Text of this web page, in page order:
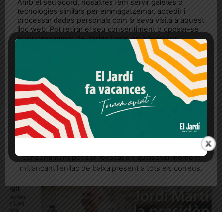
El Jardí 112, desembre de
2024
Publicitat
Amb el seu acord, nosaltres fem servir galetes o
tecnologies similars per emmagatzemar, accedir i
processar dades personals com la seva visita a aquest
lloc web. Pot retirar el seu consentiment o oposar-se
al processament de dades basat en interessos
legítims en qualsevol moment fent clic a "Ajustos de
cookies" o a la nostra Política de privacitat en aquest
lloc web. Si cliques "acceptar" dones el teu
Més informació Acceptar Rebutjar tot
Quan l’usuari crea un compte al Diari el Jardí, dona el
seu consentiment explícit per rebre comunicacions
consentiment pot ser revocat en qualsevol moment
mitjançant l’enllaç de baixa present a tots els correus.